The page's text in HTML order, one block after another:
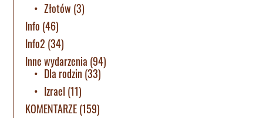
Złotów (3)
Info (46)
Info2 (34)
Inne wydarzenia (94)
Dla rodzin (33)
Izrael (11)
KOMENTARZE(159)